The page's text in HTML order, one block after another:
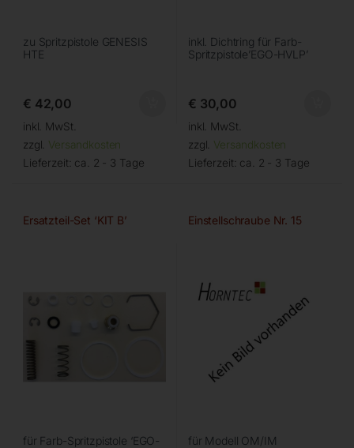
zu Spritzpistole GENESIS
HTE
€ 42,00
inkl. MwSt.
zzgl. Versandkosten
Lieferzeit: ca. 2 - 3 Tage
inkl. Dichtring für Farb-
Spritzpistole’EGO-HVLP’
€ 30,00
inkl. MwSt.
zzgl. Versandkosten
Lieferzeit: ca. 2 - 3 Tage
Ersatzteil-Set ‘KIT B’
für Farb-Spritzpistole ‘EGO-
Einstellschraube Nr. 15
für Modell OM/IM